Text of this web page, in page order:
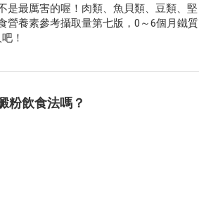
是最厲害的喔！肉類、魚貝類、豆類、堅
營養素參考攝取量第七版，0～6個月鐵質
！
粉飲食法嗎？